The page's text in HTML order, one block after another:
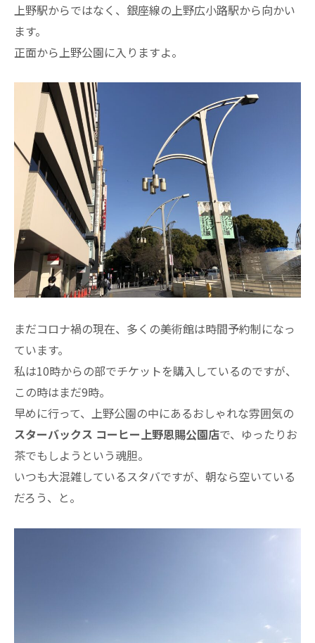
上野駅からではなく、銀座線の上野広小路駅から向かい
ます。
正面から上野公園に入りますよ。
まだコロナ禍の現在、多くの美術館は時間予約制になっ
ています。
私は10時からの部でチケットを購入しているのですが、
この時はまだ9時。
早めに行って、上野公園の中にあるおしゃれな雰囲気の
スターバックス コーヒー上野恩賜公園店で、ゆったりお
茶でもしようという魂胆。
いつも大混雑しているスタバですが、朝なら空いている
だろう、と。